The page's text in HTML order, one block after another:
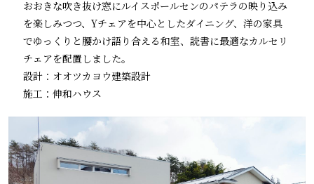
おおきな吹き抜け窓にルイスポールセンのパテラの映り込み
を楽しみつつ、Yチェアを中心としたダイニング、洋の家具
でゆっくりと腰かけ語り合える和室、読書に最適なカルセリ
チェアを配置しました。
設計：オオツカヨウ建築設計
施工：伸和ハウス